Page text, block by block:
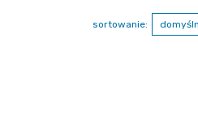
sortowanie: